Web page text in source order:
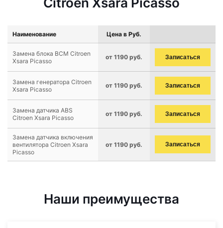
Наименование Цена в Руб.
Замена блока BCM Citroen
Xsara Picasso
от 1190 руб. Записаться
Замена генератора Citroen
Xsara Picasso
от 1190 руб. Записаться
Замена датчика ABS
Citroen Xsara Picasso
от 1190 руб. Записаться
Замена датчика включения
вентилятора Citroen Xsara
Picasso
от 1190 руб. Записаться
Наши преимущества